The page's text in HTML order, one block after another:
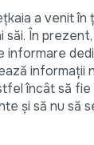
a venit în
săi. În
informare
informații
încât să
și să nu să